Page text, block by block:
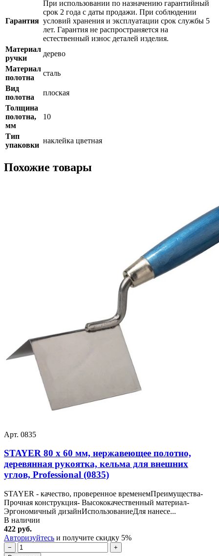
Гарантия
При использовании по назначению гарантийный
срок 2 года с даты продажи. При соблюдении
условий хранения и эксплуатации срок службы 5
лет. Гарантия не распространяется на
естественный износ деталей изделия.
Материал
ручки
дерево
Материал
полотна
сталь
Вид
полотна
плоская
Толщина
полотна,
мм
10
Тип
упаковки
наклейка цветная
Похожие товары
Арт. 0835
STAYER 80 х 60 мм, нержавеющее полотно,
деревянная рукоятка, кельма для внешних
углов, Professional (0835)
STAYER - качество, проверенное временемПреимущества-
Прочная конструкция- Высококачественный материал-
Эргономичный дизайнИспользованиеДля нанесе...
В наличии
422 руб.
Авторизуйтесь и получите скидку 5%
−
+